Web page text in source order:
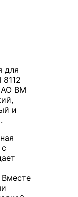
для
АО ВМ
и
Вместе